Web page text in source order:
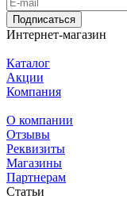
Подписаться
Интернет-магазин
Каталог
Акции
Компания
О компании
Отзывы
Реквизиты
Магазины
Партнерам
Статьи